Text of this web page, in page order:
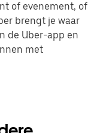
of evenement, of
brengt je waar
de Uber-app en
met